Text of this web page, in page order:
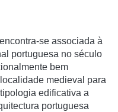
se associada à
portuguesa no século
bem
medieval para
edificativa a
portuguesa